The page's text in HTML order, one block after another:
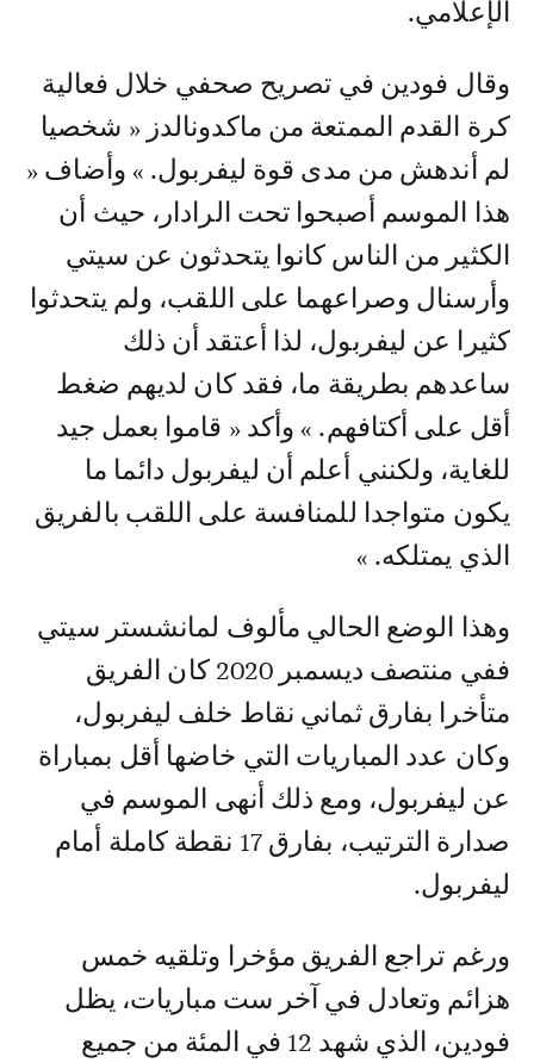
الإعلامي.
وقال فودين في تصريح صحفي خلال فعالية
كرة القدم الممتعة من ماكدونالدز « شخصيا
لم أندهش من مدى قوة ليفربول. » وأضاف «
هذا الموسم أصبحوا تحت الرادار، حيث أن
الكثير من الناس كانوا يتحدثون عن سيتي
وأرسنال وصراعهما على اللقب، ولم يتحدثوا
كثيرا عن ليفربول، لذا أعتقد أن ذلك
ساعدهم بطريقة ما، فقد كان لديهم ضغط
أقل على أكتافهم. » وأكد « قاموا بعمل جيد
للغاية، ولكنني أعلم أن ليفربول دائما ما
يكون متواجدا للمنافسة على اللقب بالفريق
الذي يمتلكه. »
وهذا الوضع الحالي مألوف لمانشستر سيتي
ففي منتصف ديسمبر 2020 كان الفريق
متأخرا بفارق ثماني نقاط خلف ليفربول،
وكان عدد المباريات التي خاضها أقل بمباراة
عن ليفربول، ومع ذلك أنهى الموسم في
صدارة الترتيب، بفارق 17 نقطة كاملة أمام
ليفربول.
ورغم تراجع الفريق مؤخرا وتلقيه خمس
هزائم وتعادل في آخر ست مباريات، يظل
فودين، الذي شهد 12 في المئة من جميع